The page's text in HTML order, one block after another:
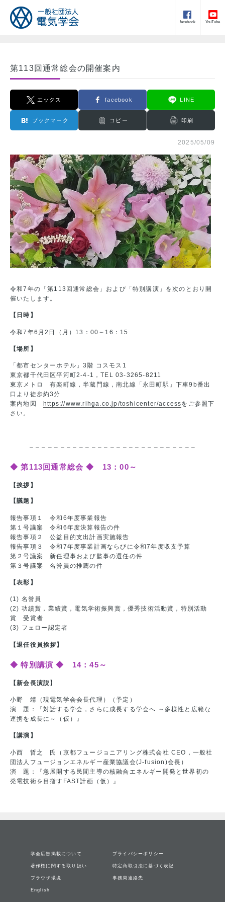
facebook YouTube
第113回通常総会の開催案内
エックス facebook LINE
ブックマーク コピー 印刷
2025/05/09
令和7年の「第113回通常総会」および「特別講演」を次のとおり開
催いたします。
【日時】
令和7年6月2日（月）13：00～16：15
【場所】
「都市センターホテル」3階 コスモス1
東京都千代田区平河町2-4-1，TEL 03-3265-8211
東京メトロ 有楽町線，半蔵門線，南北線「永田町駅」下車9b番出
口より徒歩約3分
案内地図
https://www.rihga.co.jp/toshicenter/accessをご参照下
さい。
– – – – – – – – – – – – – – – – – – – – – – – – – – –
◆ 第113回通常総会 ◆ 13：00～
【挨拶】
【議題】
報告事項１ 令和6年度事業報告
第１号議案 令和6年度決算報告の件
報告事項２ 公益目的支出計画実施報告
報告事項３ 令和7年度事業計画ならびに令和7年度収支予算
第２号議案 新任理事および監事の選任の件
第３号議案 名誉員の推薦の件
【表彰】
(1) 名誉員
(2) 功績賞，業績賞，電気学術振興賞，優秀技術活動賞，特別活動
賞 受賞者
(3) フェロー認定者
【退任役員挨拶】
◆ 特別講演 ◆ 14：45～
【新会長演説】
小野 靖（現電気学会会長代理）（予定）
演 題：『対話する学会，さらに成長する学会へ ～多様性と広範な
連携を成長に～（仮）』
【講演】
小西 哲之 氏（京都フュージョニアリング株式会社 CEO，一般社
団法人フュージョンエネルギー産業協議会(J-fusion)会長）
演 題：『急展開する民間主導の核融合エネルギー開発と世界初の
発電技術を目指すFAST計画（仮）』
学会広告掲載について プライバシーポリシー
著作権に関する取り扱い 特定商取引法に基づく表記
ブラウザ環境 事務局連絡先
English